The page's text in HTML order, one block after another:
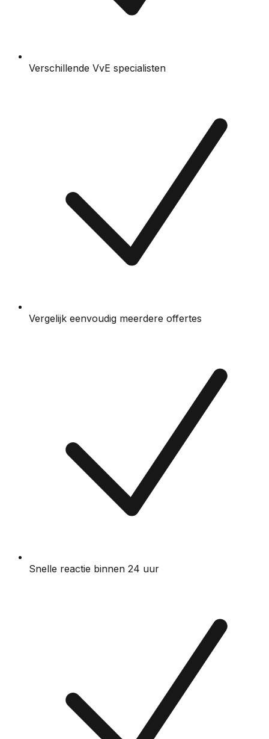
Verschillende VvE specialisten
Vergelijk eenvoudig meerdere offertes
Snelle reactie binnen 24 uur